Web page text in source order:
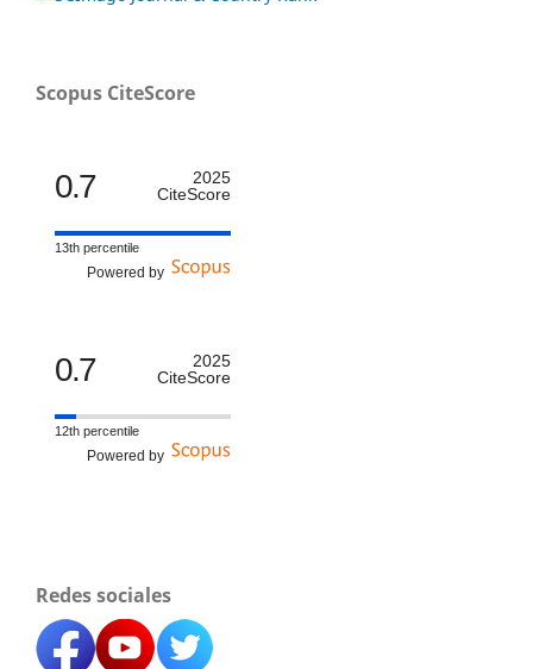
Scopus CiteScore
0.7
2025
CiteScore
13th percentile
Powered by
0.7
2025
CiteScore
12th percentile
Powered by
Redes sociales